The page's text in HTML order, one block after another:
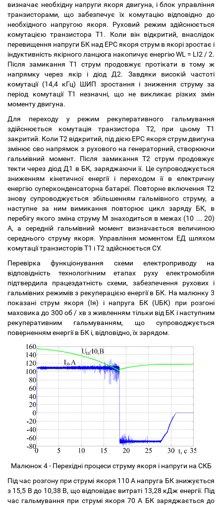
визначає необхідну напруги якоря двигуна, і блок управління
транзисторами, що забезпечує їх комутацію відповідно до
необхідного напругою якоря. Руховий режим здійснюється
комутацією транзистора Т1. Коли він відкритий, внаслідок
перевищення напруги БК над ЕРС якоря струм в якорі зростає і
індуктивність якірного ланцюга накопичує енергію WL = LI2 / 2.
Після замикання Т1 струм продовжує протікати в тому ж
напрямку через якір і діод Д2. Завдяки високій частоті
комутації (14,4 кГц) ШИП зростання і зниження струму за
період комутації Т1 незначні, що не викликає різких змін
моменту двигуна.
Для переходу у режим рекуперативного гальмування
здійснюється комутація транзистора Т2, при цьому Т1
закритий. Коли Т2 відкритий, під дією ЕРС якоря струм двигуна
змінює сво напрямок з рухового на генераторний, створюючи
гальмівний момент. Після замикання Т2 струм продовжує
текти через діод Д1 в БК, заряджаючи її. Це супроводжується
зниженням кінетичної енергії і переходом її в електричну
енергію суперконденсаторна батареї. Повторне включення Т2
знову супроводжується збільшенням гальмівного струму, а
наступне за ним вимикання повторює цикл заряду БК, в
перебігу якого зміна струму М знаходиться в межах (10 ... 20)
А, а середній гальмівний момент визначається величиною
середнього струму якоря. Управління моментом ЕД шляхом
комутації транзисторів Т1 і Т2 здійснюється СУ.
Перевірка функціонування схеми електроприводу на
відповідність технологічним етапах руху електромобіля
підтвердила працездатність схеми, забезпечення рухових і
гальмівних режимів з рекуперацією енергії в БК. На малюнку 3
показані струм якоря (Iя) і напруга БК (UБК) при розгоні
маховика до 300 об / хв з живленням тільки від БК і наступним
рекуперативним гальмуванням, що супроводжується
поверненням енергії в БК і, відповідно, їх зарядом.
Малюнок 4 - Перехідні процеси струму якоря і напруги на СКБ
Під час розгону при струмі якоря 110 А напруга БК знижується
з 15,5 В до 10,38 В, що відповідає витраті 13,28 кДж енергії. Під
час гальмування при струмі якоря 70 А БК заряджається до